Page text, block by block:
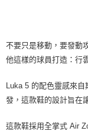
不要只是移動，要發動
他這樣的球員打造：行
Luka 5 的配色靈感來
發，這款鞋的設計旨在
這款鞋採用全掌式 Air